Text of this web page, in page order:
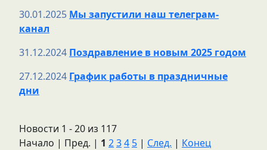
30.01.2025 Мы запустили наш телеграм-
канал
31.12.2024 Поздравление в новым 2025 годом
27.12.2024 График работы в праздничные
дни
Новости 1 - 20 из 117
Начало | Пред. | 1 234 5 | След. | Конец